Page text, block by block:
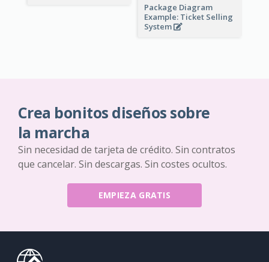
Package Diagram
Example: Ticket Selling
System
Crea bonitos diseños sobre
la marcha
Sin necesidad de tarjeta de crédito. Sin contratos
que cancelar. Sin descargas. Sin costes ocultos.
EMPIEZA GRATIS